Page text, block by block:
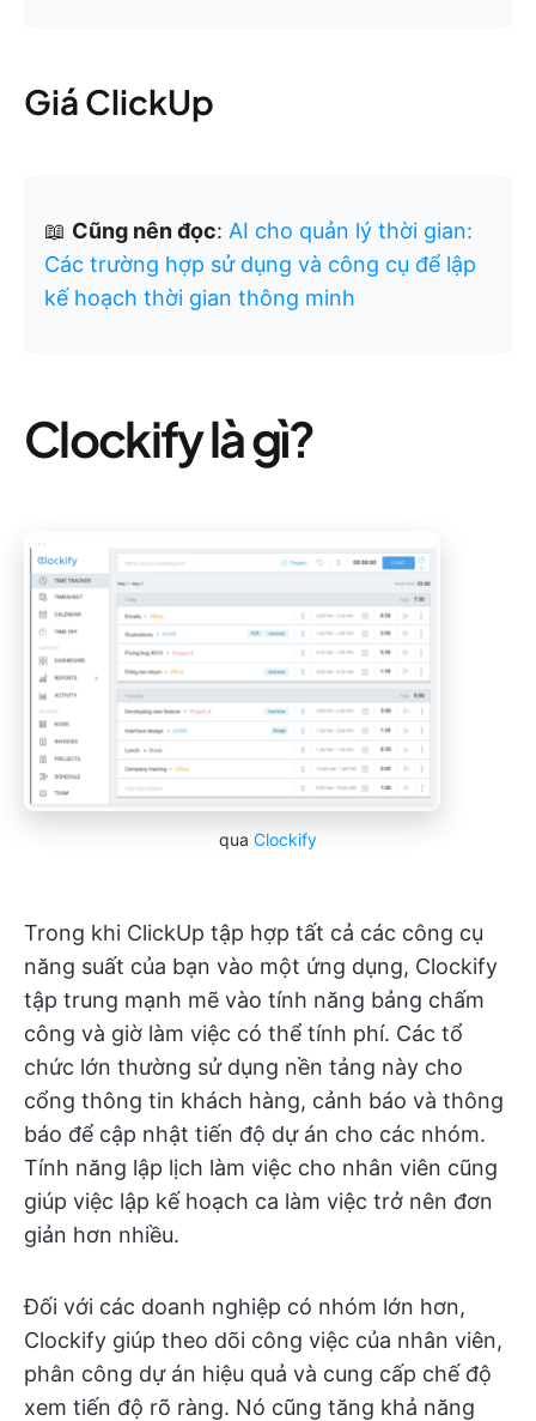
Giá ClickUp
📖 Cũng nên đọc: AI cho quản lý thời gian:
Các trường hợp sử dụng và công cụ để lập
kế hoạch thời gian thông minh
Clockify là gì?
qua Clockify
Trong khi ClickUp tập hợp tất cả các công cụ
năng suất của bạn vào một ứng dụng, Clockify
tập trung mạnh mẽ vào tính năng bảng chấm
công và giờ làm việc có thể tính phí. Các tổ
chức lớn thường sử dụng nền tảng này cho
cổng thông tin khách hàng, cảnh báo và thông
báo để cập nhật tiến độ dự án cho các nhóm.
Tính năng lập lịch làm việc cho nhân viên cũng
giúp việc lập kế hoạch ca làm việc trở nên đơn
giản hơn nhiều.
Đối với các doanh nghiệp có nhóm lớn hơn,
Clockify giúp theo dõi công việc của nhân viên,
phân công dự án hiệu quả và cung cấp chế độ
xem tiến độ rõ ràng. Nó cũng tăng khả năng